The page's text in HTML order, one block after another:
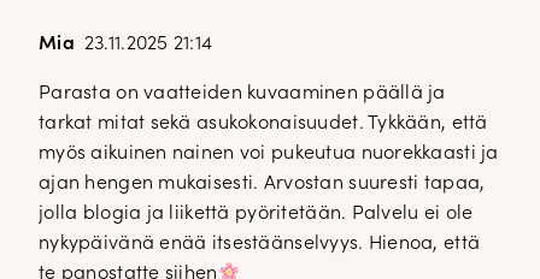
Mia 23.11.2025 21:14
Parasta on vaatteiden kuvaaminen päällä ja
tarkat mitat sekä asukokonaisuudet. Tykkään, että
myös aikuinen nainen voi pukeutua nuorekkaasti ja
ajan hengen mukaisesti. Arvostan suuresti tapaa,
jolla blogia ja liikettä pyöritetään. Palvelu ei ole
nykypäivänä enää itsestäänselvyys. Hienoa, että
te panostatte siihen